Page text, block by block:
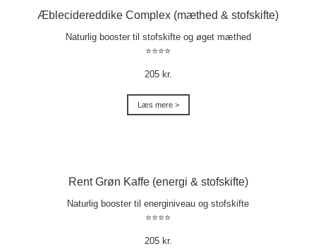
Æblecidereddike Complex (mæthed & stofskifte)
Naturlig booster til stofskifte og øget mæthed
⭐⭐⭐⭐
205 kr.
Læs mere >
Rent Grøn Kaffe (energi & stofskifte)
Naturlig booster til energiniveau og stofskifte
⭐⭐⭐⭐
205 kr.